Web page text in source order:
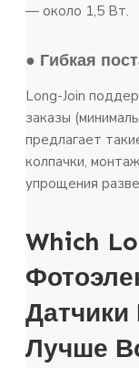
— около 1,5 Вт.
● Гибкая
Long-Join
заказы
предлагает
колпачки,
упрощения
Which
Датчики
Лучше